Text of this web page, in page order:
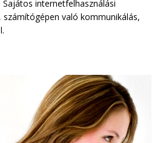
internetfelhasználási
való kommunikálás,